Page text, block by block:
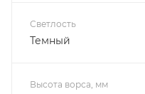
Светлость
Темный
Высота ворса, мм